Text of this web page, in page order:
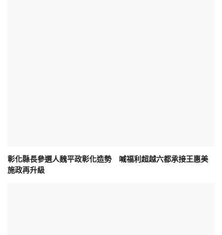
彰化縣長參選人魏平政彰化造勢 喊福利超越六都承接王惠美
施政再升級